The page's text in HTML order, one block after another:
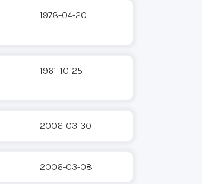
1978-04-20
1961-10-25
2006-03-30
2006-03-08